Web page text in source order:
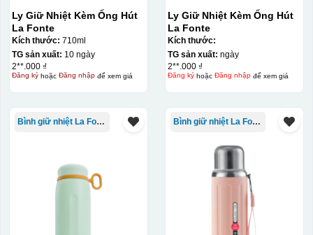
Ly Giữ Nhiệt Kèm Ống Hút
La Fonte
Kích thước: 710ml
TG sản xuất: 10 ngày
2**.000 ₫
Đăng kýhoặc Đăng nhậpđể xem giá
Ly Giữ Nhiệt Kèm Ống Hút
La Fonte
Kích thước:
TG sản xuất: ngày
2**.000 ₫
Đăng kýhoặc Đăng nhậpđể xem giá
Bình giữ nhiệt La Fonte Bình giữ nhiệt La Fonte